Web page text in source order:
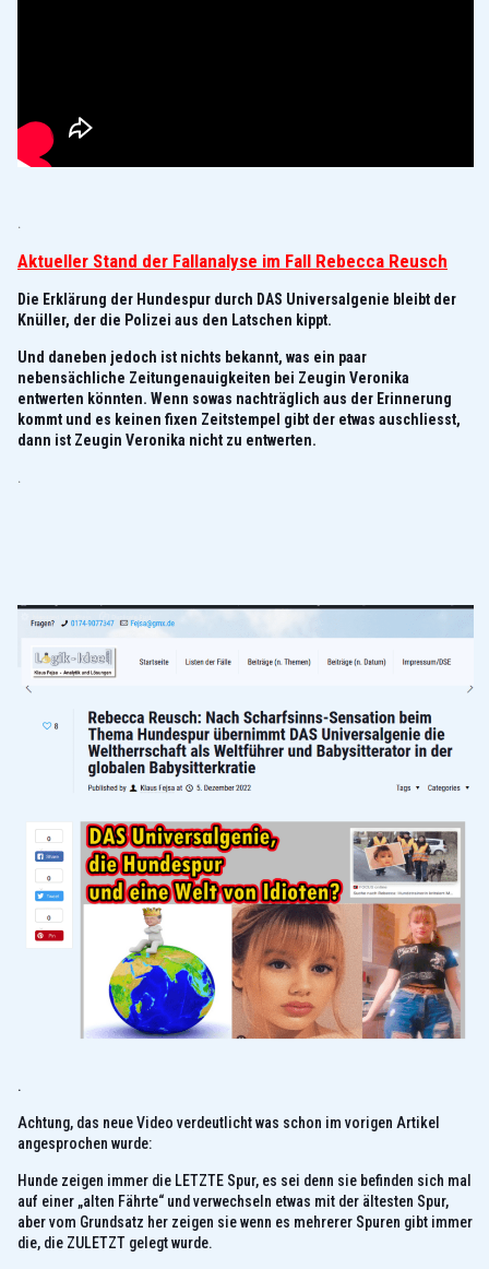
.
Aktueller Stand der Fallanalyse im Fall Rebecca Reusch
Die Erklärung der Hundespur durch DAS Universalgenie bleibt der
Knüller, der die Polizei aus den Latschen kippt.
Und daneben jedoch ist nichts bekannt, was ein paar
nebensächliche Zeitungenauigkeiten bei Zeugin Veronika
entwerten könnten. Wenn sowas nachträglich aus der Erinnerung
kommt und es keinen fixen Zeitstempel gibt der etwas auschliesst,
dann ist Zeugin Veronika nicht zu entwerten.
.
.
Achtung, das neue Video verdeutlicht was schon im vorigen Artikel
angesprochen wurde:
Hunde zeigen immer die LETZTE Spur, es sei denn sie befinden sich mal
auf einer „alten Fährte“ und verwechseln etwas mit der ältesten Spur,
aber vom Grundsatz her zeigen sie wenn es mehrerer Spuren gibt immer
die, die ZULETZT gelegt wurde.